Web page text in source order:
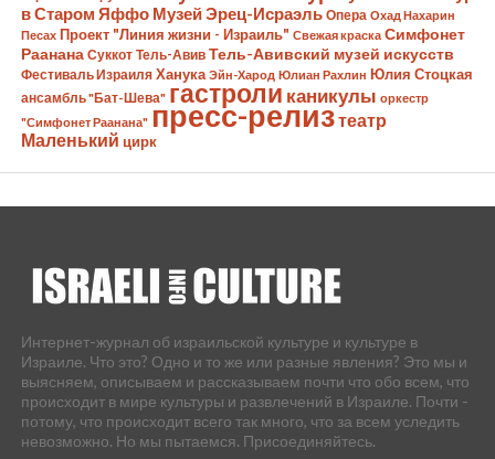
в Старом Яффо Музей Эрец-Исраэль Опера Охад Нахарин
Песах Проект "Линия жизни - Израиль" Свежая краска Симфонет
Раанана Суккот Тель-Авив Тель-Авивский музей искусств
Фестиваль Израиля Ханука Эйн-Харод Юлиан Рахлин Юлия Стоцкая
ансамбль "Бат-Шева" гастроли каникулы оркестр
"Симфонет Раанана" пресс-релизтеатр
Маленький цирк
Интернет-журнал об израильской культуре и культуре в
Израиле. Что это? Одно и то же или разные явления? Это мы и
выясняем, описываем и рассказываем почти что обо всем, что
происходит в мире культуры и развлечений в Израиле. Почти -
потому, что происходит всего так много, что за всем уследить
невозможно. Но мы пытаемся. Присоединяйтесь.